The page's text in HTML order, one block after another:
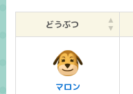
どうぶつ
マロン